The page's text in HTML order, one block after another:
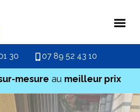
30 07 89 52 43 10
mesure au meilleur prix